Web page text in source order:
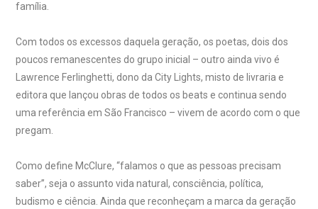
família.
Com todos os excessos daquela geração, os poetas, dois dos
poucos remanescentes do grupo inicial – outro ainda vivo é
Lawrence Ferlinghetti, dono da City Lights, misto de livraria e
editora que lançou obras de todos os beats e continua sendo
uma referência em São Francisco – vivem de acordo com o que
pregam.
Como define McClure, “falamos o que as pessoas precisam
saber”, seja o assunto vida natural, consciência, política,
budismo e ciência. Ainda que reconheçam a marca da geração